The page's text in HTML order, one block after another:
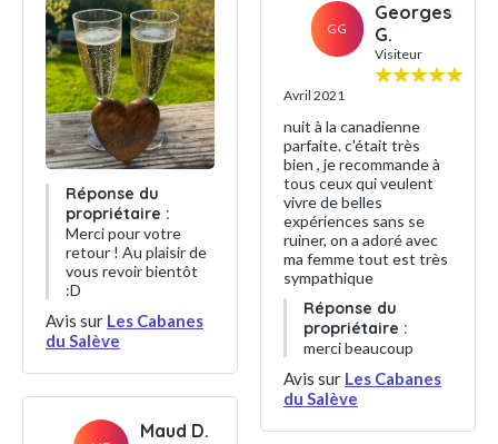
Réponse du
propriétaire :
Merci pour votre
retour ! Au plaisir de
vous revoir bientôt
:D
Avis sur Les Cabanes
du Salève
Maud D.
GG
Georges
G.
Visiteur
Avril 2021
nuit à la canadienne
parfaite. c'était très
bien , je recommande à
tous ceux qui veulent
vivre de belles
expériences sans se
ruiner, on a adoré avec
ma femme tout est très
sympathique
Réponse du
propriétaire :
merci beaucoup
Avis sur Les Cabanes
du Salève